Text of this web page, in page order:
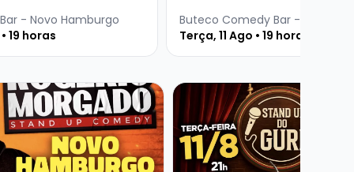
- Novo Hamburgo
19 horas
Buteco Comedy Bar - Novo
Terça, 11 Ago • 19 horas
MORGADO - SHOW SOLOVeja mais sobre GURI DE